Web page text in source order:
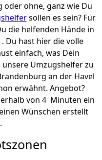
ohne, ganz wie Du
sollen es sein? Für
die helfenden Hände in
Du hast hier die volle
einfach, was Dein
Umzugshelfer zu
an der Havel
erwähnt. Angebot?
von 4 Minuten ein
Wünschen erstellt